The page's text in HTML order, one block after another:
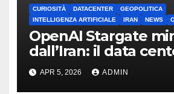
CURIOSITÀ DATACENTER
GEOPOLITICA
INTELLIGENZA ARTIFICIALE
IRAN NEWS
OpenAI Stargate
dall’Iran: il data
mirino
APR 5, 2026 ADMIN